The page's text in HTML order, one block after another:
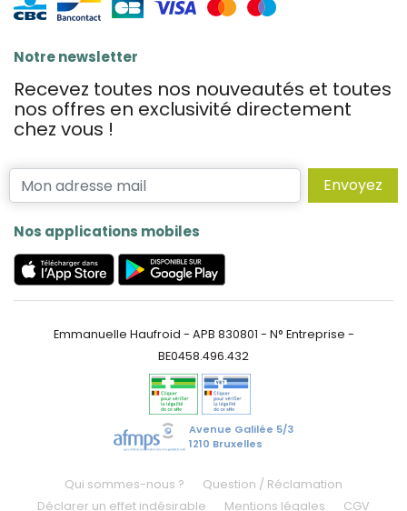
Notre newsletter
Recevez toutes nos nouveautés et toutes
nos offres en exclusivité directement
chez vous !
Envoyez
Nos applications mobiles
Emmanuelle Haufroid - APB 830801 - N° Entreprise -
BE0458.496.432
Avenue Galilée 5/3
1210 Bruxelles
Qui sommes-nous ?
Question / Réclamation
Déclarer un effet indésirable
Mentions légales CGV